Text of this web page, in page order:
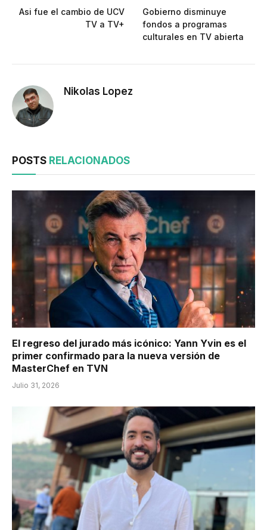
Asi fue el cambio de UCV
TV a TV+
Gobierno disminuye
fondos a programas
culturales en TV abierta
Nikolas Lopez
POSTS RELACIONADOS
El regreso del jurado más icónico: Yann Yvin es el
primer confirmado para la nueva versión de
MasterChef en TVN
Julio 31, 2026